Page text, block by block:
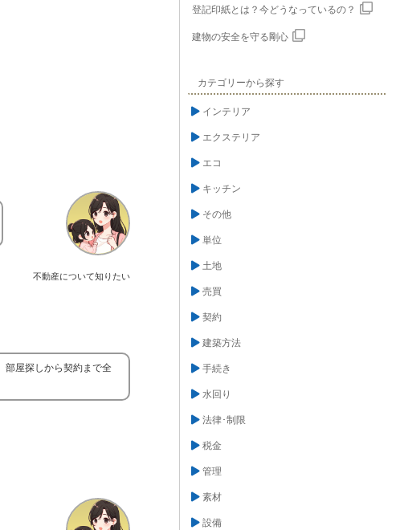
不動産について知りたい
部屋探しから契約まで全
登記印紙とは？今どうなっているの？
建物の安全を守る剛心
カテゴリーから探す
インテリア
エクステリア
エコ
キッチン
その他
単位
土地
売買
契約
建築方法
手続き
水回り
法律･制限
税金
管理
素材
設備